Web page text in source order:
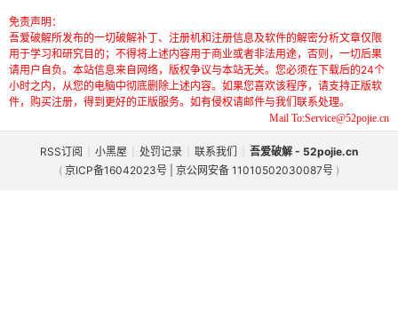
免责声明：
吾爱破解所发布的一切破解补丁、注册机和注册信息及软件的解密分析文章仅限
用于学习和研究目的；不得将上述内容用于商业或者非法用途，否则，一切后果
请用户自负。本站信息来自网络，版权争议与本站无关。您必须在下载后的24个
小时之内，从您的电脑中彻底删除上述内容。如果您喜欢该程序，请支持正版软
件，购买注册，得到更好的正版服务。如有侵权请邮件与我们联系处理。
Mail To:Service@52pojie.cn
RSS订阅 小黑屋 处罚记录 联系我们
吾爱破解 - 52pojie.cn
( 京ICP备16042023号 | 京公网安备 11010502030087号 )